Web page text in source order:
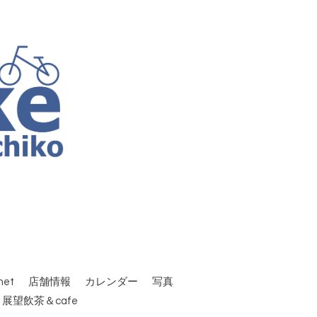
店舗情報 カレンダー
写真
展望飲茶＆cafe